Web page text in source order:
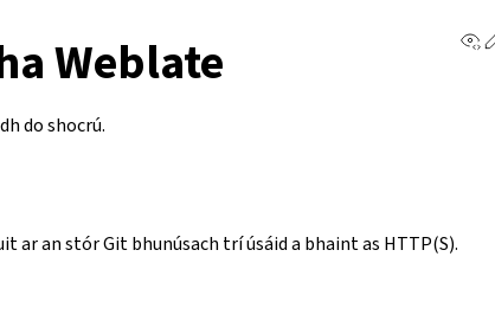
Weblate
do shocrú.
an stór Git bhunúsach trí úsáid a bhaint as HTTP(S).